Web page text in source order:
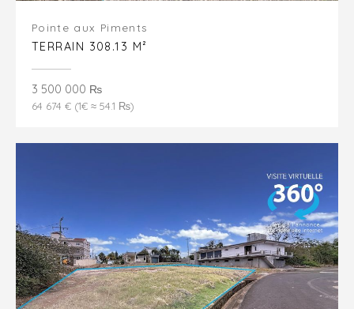
Pointe aux Piments
TERRAIN 308.13 M²
3 500 000 ₨
64 674 € (1€ ≈ 54.1 ₨)